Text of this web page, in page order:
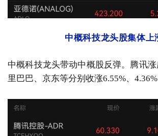
中概科技龙头股集体上
中概科技龙头带动中概股反弹。腾讯
里巴巴、京东等分别收涨6.55%、4.36%